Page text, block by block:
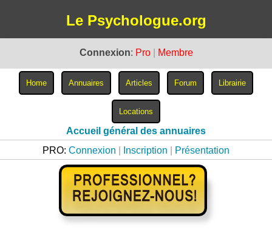
Le Psychologue.org
Connexion: Pro Membre
Accueil général des annuaires
PRO: Connexion Inscription Présentation